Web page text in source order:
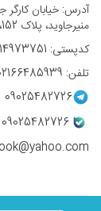
آدرس: خیابان کارگر
منیرجاوید، پلاک 152، طبقه اول
کدپستی: 1314973751
تلفن: 02166485939
09025482726
09025482726